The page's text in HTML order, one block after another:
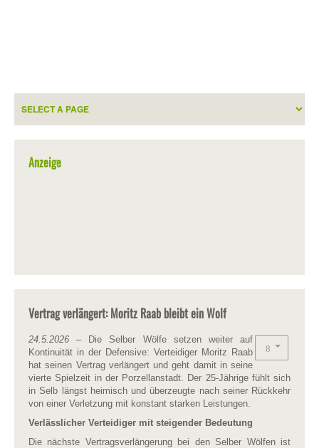
Anzeige
Vertrag verlängert: Moritz Raab bleibt ein Wolf
24.5.2026 – Die Selber Wölfe setzen weiter auf
Kontinuität in der Defensive: Verteidiger Moritz Raab
hat seinen Vertrag verlängert und geht damit in seine
vierte Spielzeit in der Porzellanstadt. Der 25-Jährige fühlt sich
in Selb längst heimisch und überzeugte nach seiner Rückkehr
von einer Verletzung mit konstant starken Leistungen.
Verlässlicher Verteidiger mit steigender Bedeutung
Die nächste Vertragsverlängerung bei den Selber Wölfen ist